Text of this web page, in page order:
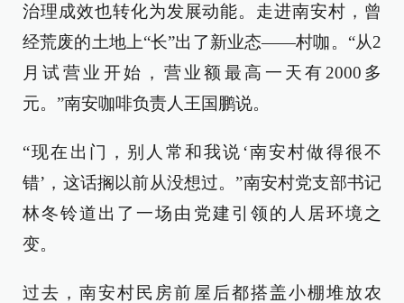
治理成效也转化为发展动能。走进南安村，曾
经荒废的土地上“长”出了新业态——村咖。“从2
月试营业开始，营业额最高一天有2000多
元。”南安咖啡负责人王国鹏说。
“现在出门，别人常和我说‘南安村做得很不
错’，这话搁以前从没想过。”南安村党支部书记
林冬铃道出了一场由党建引领的人居环境之
变。
过去，南安村民房前屋后都搭盖小棚堆放农